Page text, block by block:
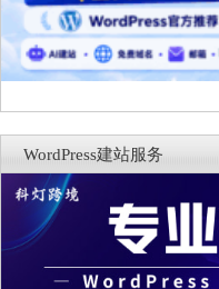
WordPress建站服务